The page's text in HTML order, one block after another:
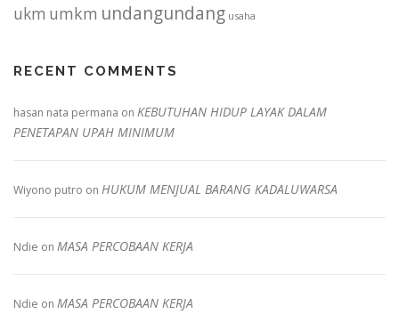
ukm umkm undangundang usaha
RECENT COMMENTS
hasan nata permana on KEBUTUHAN HIDUP LAYAK DALAM
PENETAPAN UPAH MINIMUM
Wiyono putro on HUKUM MENJUAL BARANG KADALUWARSA
Ndie on MASA PERCOBAAN KERJA
Ndie on MASA PERCOBAAN KERJA